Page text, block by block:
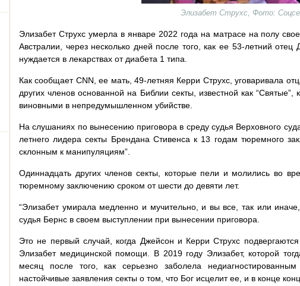
Элизабет Струхс, Фото:
Элизабет Струхс умерла в январе 2022 года на матрасе на полу
Австралии, через несколько дней после того, как ее 53-летний
нуждается в лекарствах от диабета 1 типа.
Как сообщает CNN, ее мать, 49-летняя Керри Струхс, уговаривала
других членов основанной на Библии секты, известной как
виновными в непредумышленном убийстве.
На слушаниях по вынесению приговора в среду судья Верховного
летнего лидера секты Брендана Стивенса к 13 годам тюремного
склонным к манипуляциям”.
Одиннадцать других членов секты, которые пели и молились во
тюремному заключению сроком от шести до девяти лет.
“Элизабет умирала медленно и мучительно, и вы все, так или иначе,
судья Бернс в своем выступлении при вынесении приговора.
Это не первый случай, когда Джейсон и Керри Струхс
Элизабет медицинской помощи. В 2019 году Элизабет, которой
месяц после того, как серьезно заболела
настойчивые заявления секты о том, что Бог исцелит ее, и в конце